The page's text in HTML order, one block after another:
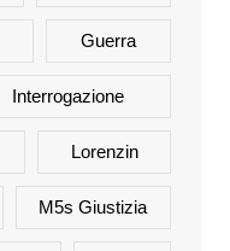
Guerra
Interrogazione
Lorenzin
M5s Giustizia